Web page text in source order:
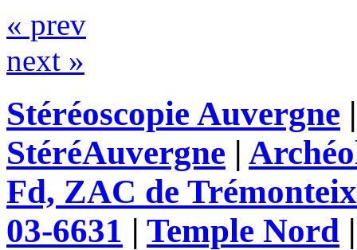
« prev
next »
Stéréoscopie Auvergne
StéréAuvergne |
Fd, ZAC de
03-6631 | Temple Nord